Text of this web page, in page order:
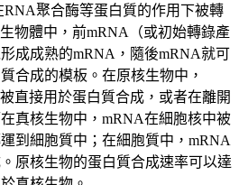
聚合酶等蛋白質的作用下被轉
物體中，前mRNA（或初始轉錄產
成成熟的mRNA，隨後mRNA就可
合成的模板。在原核生物中，
直接用於蛋白質合成，或者在離開
真核生物中，mRNA在細胞核中被
到細胞質中；在細胞質中，mRNA
原核生物的蛋白質合成速率可以達